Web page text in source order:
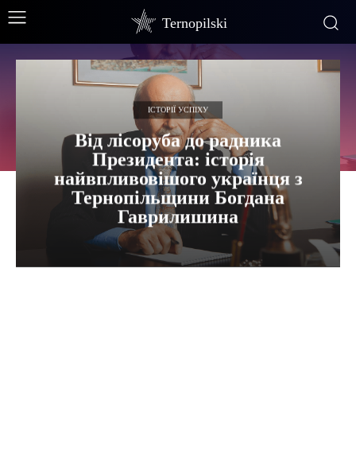
Ternopilski
ІСТОРІЇ УСПІХУ
Від лісоруба до радника
Президента: історія
найвпливовішого українця з
Тернопільщини Богдана
Гаврилишина